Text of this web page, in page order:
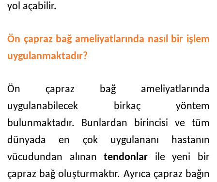
yol açabilir.
Ön çapraz bağ ameliyatlarında nasıl bir işlem
uygulanmaktadır?
Ön çapraz bağ ameliyatlarında
uygulanabilecek birkaç yöntem
bulunmaktadır. Bunlardan birincisi ve tüm
dünyada en çok uygulananı hastanın
vücudundan alınantendonlar ile yeni bir
çapraz bağ oluşturmaktır. Ayrıca çapraz bağın